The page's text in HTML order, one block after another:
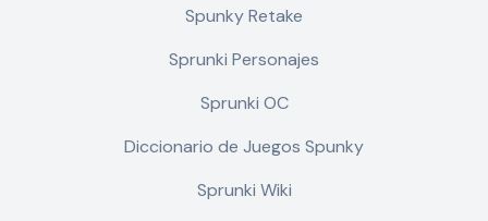
Spunky Retake
Sprunki Personajes
Sprunki OC
Diccionario de Juegos Spunky
Sprunki Wiki